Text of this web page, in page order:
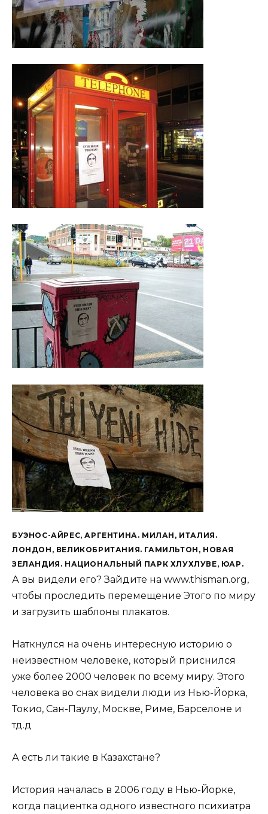
БУЭНОС-АЙРЕС, АРГЕНТИНА. МИЛАН, ИТАЛИЯ.
ЛОНДОН, ВЕЛИКОБРИТАНИЯ. ГАМИЛЬТОН, НОВАЯ
ЗЕЛАНДИЯ. НАЦИОНАЛЬНЫЙ ПАРК ХЛУХЛУВЕ, ЮАР.
А вы видели его? Зайдите на www.thisman.org,
чтобы проследить перемещение Этого по миру
и загрузить шаблоны плакатов.
Наткнулся на очень интересную историю о
неизвестном человеке, который приснился
уже более 2000 человек по всему миру. Этого
человека во снах видели люди из Нью-Йорка,
Токио, Сан-Паулу, Москве, Риме, Барселоне и
тд.д
А есть ли такие в Казахстане?
История началась в 2006 году в Нью-Йорке,
когда пациентка одного известного психиатра